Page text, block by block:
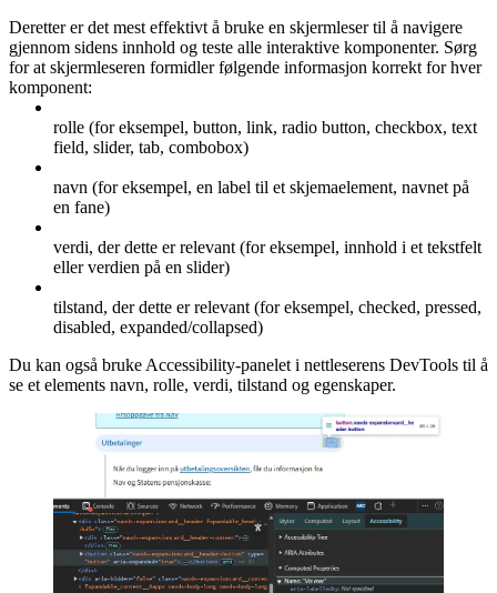
Deretter er det mest effektivt å bruke en skjermleser til å navigere
gjennom sidens innhold og teste alle interaktive komponenter. Sørg
for at skjermleseren formidler følgende informasjon korrekt for hver
komponent:
rolle (for eksempel, button, link, radio button, checkbox, text
field, slider, tab, combobox)
navn (for eksempel, en label til et skjemaelement, navnet på
en fane)
verdi, der dette er relevant (for eksempel, innhold i et tekstfelt
eller verdien på en slider)
tilstand, der dette er relevant (for eksempel, checked, pressed,
disabled, expanded/collapsed)
Du kan også bruke Accessibility-panelet i nettleserens DevTools til å
se et elements navn, rolle, verdi, tilstand og egenskaper.